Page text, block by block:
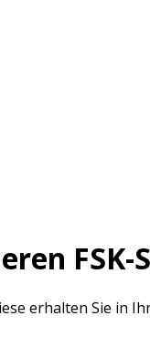
FSK-
erhalten Sie in